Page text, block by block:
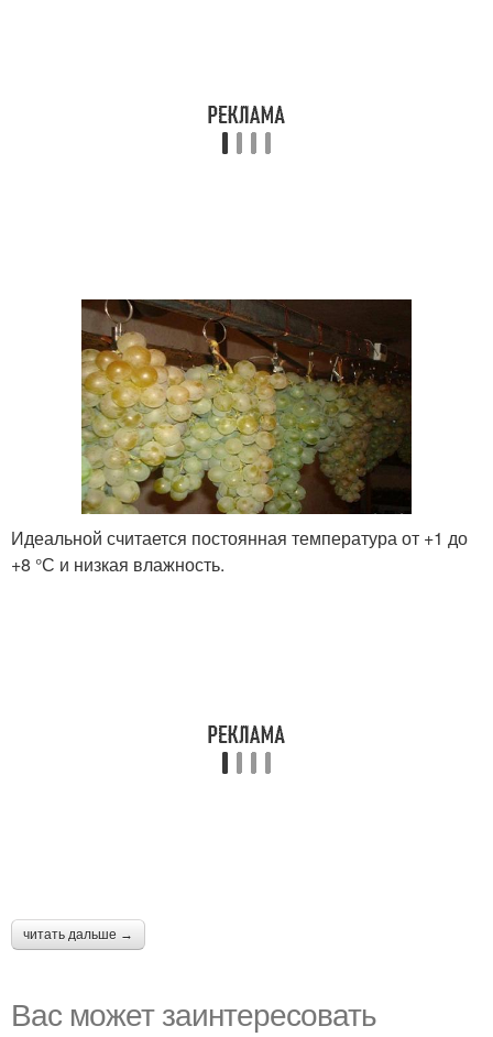
Идеальной считается постоянная температура от +1 до
+8 °С и низкая влажность.
читать дальше →
Вас может заинтересовать